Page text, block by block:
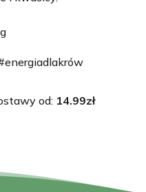
od: 14.99zł